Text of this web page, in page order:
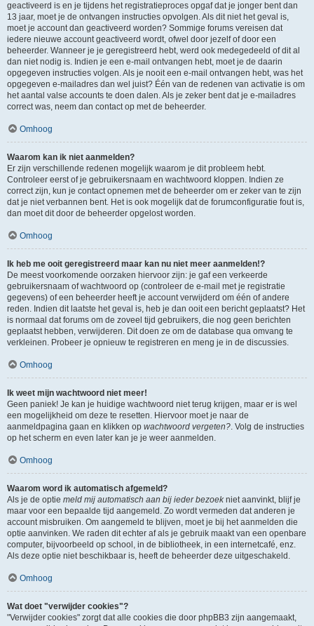
geactiveerd is en je tijdens het registratieproces opgaf dat je jonger bent dan
13 jaar, moet je de ontvangen instructies opvolgen. Als dit niet het geval is,
moet je account dan geactiveerd worden? Sommige forums vereisen dat
iedere nieuwe account geactiveerd wordt, ofwel door jezelf of door een
beheerder. Wanneer je je geregistreerd hebt, werd ook medegedeeld of dit al
dan niet nodig is. Indien je een e-mail ontvangen hebt, moet je de daarin
opgegeven instructies volgen. Als je nooit een e-mail ontvangen hebt, was het
opgegeven e-mailadres dan wel juist? Één van de redenen van activatie is om
het aantal valse accounts te doen dalen. Als je zeker bent dat je e-mailadres
correct was, neem dan contact op met de beheerder.
Omhoog
Waarom kan ik niet aanmelden?
Er zijn verschillende redenen mogelijk waarom je dit probleem hebt.
Controleer eerst of je gebruikersnaam en wachtwoord kloppen. Indien ze
correct zijn, kun je contact opnemen met de beheerder om er zeker van te zijn
dat je niet verbannen bent. Het is ook mogelijk dat de forumconfiguratie fout is,
dan moet dit door de beheerder opgelost worden.
Omhoog
Ik heb me ooit geregistreerd maar kan nu niet meer aanmelden!?
De meest voorkomende oorzaken hiervoor zijn: je gaf een verkeerde
gebruikersnaam of wachtwoord op (controleer de e-mail met je registratie
gegevens) of een beheerder heeft je account verwijderd om één of andere
reden. Indien dit laatste het geval is, heb je dan ooit een bericht geplaatst? Het
is normaal dat forums om de zoveel tijd gebruikers, die nog geen berichten
geplaatst hebben, verwijderen. Dit doen ze om de database qua omvang te
verkleinen. Probeer je opnieuw te registreren en meng je in de discussies.
Omhoog
Ik weet mijn wachtwoord niet meer!
Geen paniek! Je kan je huidige wachtwoord niet terug krijgen, maar er is wel
een mogelijkheid om deze te resetten. Hiervoor moet je naar de
aanmeldpagina gaan en klikken op wachtwoord vergeten?. Volg de instructies
op het scherm en even later kan je je weer aanmelden.
Omhoog
Waarom word ik automatisch afgemeld?
Als je de optie meld mij automatisch aan bij ieder bezoekniet aanvinkt, blijf je
maar voor een bepaalde tijd aangemeld. Zo wordt vermeden dat anderen je
account misbruiken. Om aangemeld te blijven, moet je bij het aanmelden die
optie aanvinken. We raden dit echter af als je gebruik maakt van een openbare
computer, bijvoorbeeld op school, in de bibliotheek, in een internetcafé, enz.
Als deze optie niet beschikbaar is, heeft de beheerder deze uitgeschakeld.
Omhoog
Wat doet "verwijder cookies"?
"Verwijder cookies" zorgt dat alle cookies die door phpBB3 zijn aangemaakt,